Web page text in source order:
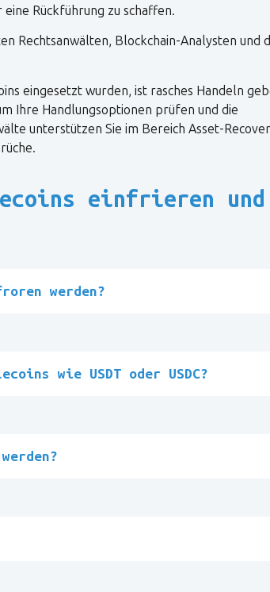
Rückführung zu schaffen.
Rechtsanwälten, Blockchain-Analysten und
eingesetzt wurden, ist rasches Handeln
Ihre Handlungsoptionen prüfen und die
unterstützen Sie im Bereich Asset-
einfrieren und
werden?
wie USDT oder USDC?